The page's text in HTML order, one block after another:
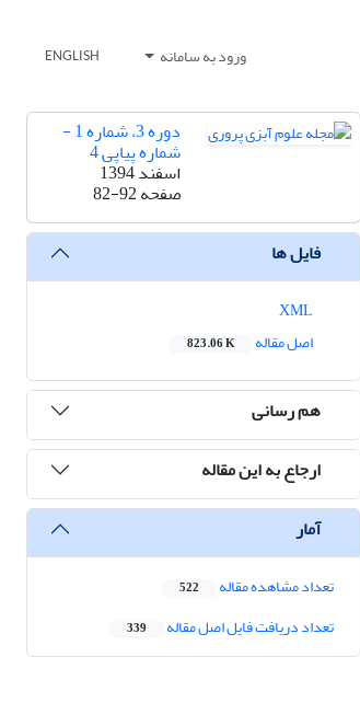
ورود به سامانه ENGLISH
دوره 3، شماره 1 -
شماره پیاپی 4
اسفند 1394
صفحه82-92
فایل ها
اصل مقاله
823.06 K
هم رسانی
ارجاع به این مقاله
آمار
تعداد مشاهده مقاله 522
تعداد دریافت فایل اصل مقاله 339